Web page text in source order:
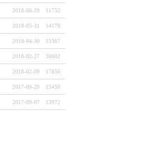
2018-06-29 11752
2018-05-31 14178
2018-04-30 15367
2018-02-27 30602
2018-02-09 17850
2017-09-20 15450
2017-09-07 13972